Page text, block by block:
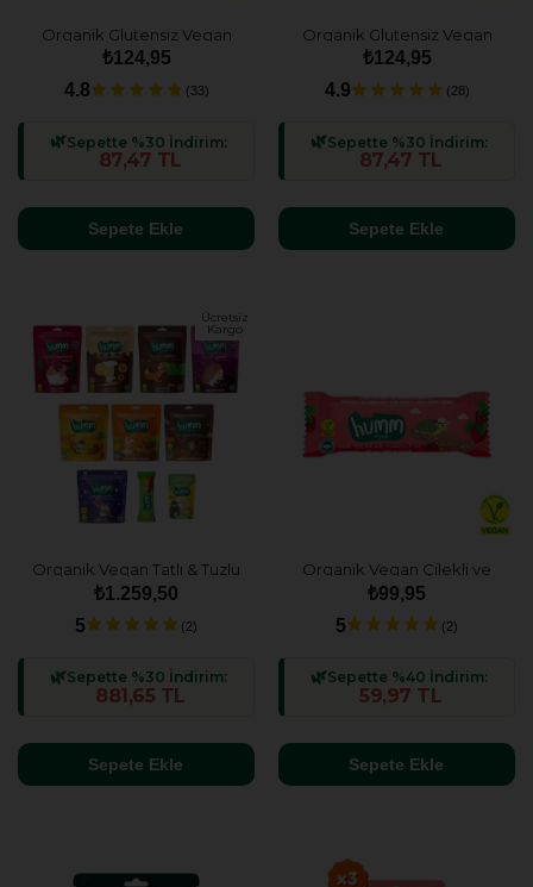
Organik Glutensiz Vegan
Kakaolu ve Fındıklı Kek - 30g
₺124,95
4.8
(33)
Sepette %30 İndirim:
87,47 TL
Sepete Ekle
Organik Glutensiz Vegan
Havuçlu ve Tarçınlı Kek - 30g
₺124,95
4.9
(28)
Sepette %30 İndirim:
87,47 TL
Sepete Ekle
Ücretsiz
Kargo
Organik Vegan Tatlı & Tuzlu
Atıştırmalık Paketi - 10 adet
(10 çeşit)
₺1.259,50
5
(2)
Sepette %30 İndirim:
881,65 TL
Sepete Ekle
Organik Vegan Çilekli ve
Fındıklı Yulaf Bar - 27g
₺99,95
5
(2)
Sepette %40 İndirim:
59,97 TL
Sepete Ekle